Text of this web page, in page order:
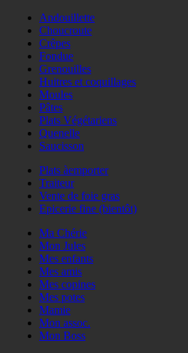
Andouillette
Choucroute
Crêpes
Fondue
Grenouilles
Huitres et coquillages
Moules
Pâtes
Plats Végétariens
Quenelle
Saucisson
Plats àemporter
Traiteur
Vente de foie gras
Epicerie fine (bientôt)
Ma Chérie
Mon Jules
Mes enfants
Mes amis
Mes copines
Mes potes
Mamie
Mon assoc.
Mon Boss